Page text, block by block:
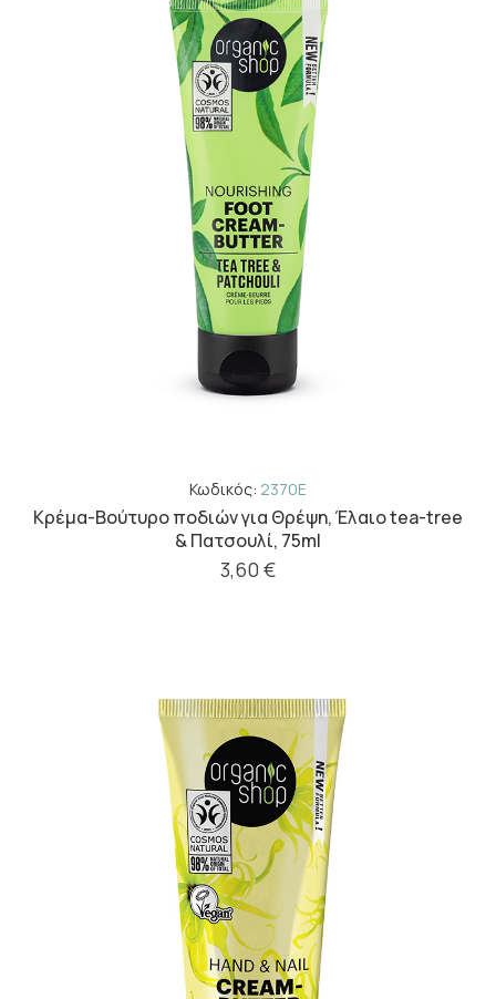
Κωδικός: 2370E
Κρέμα-Βούτυρο ποδιών για Θρέψη, Έλαιο tea-tree
& Πατσουλί, 75ml
3,60 €